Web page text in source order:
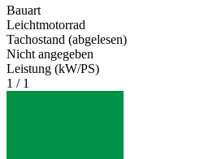
Bauart
Leichtmotorrad
Tachostand (abgelesen)
Nicht angegeben
Leistung (kW/PS)
1 / 1